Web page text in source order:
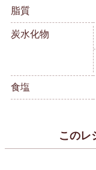
脂質
炭水化物
食塩
このレ